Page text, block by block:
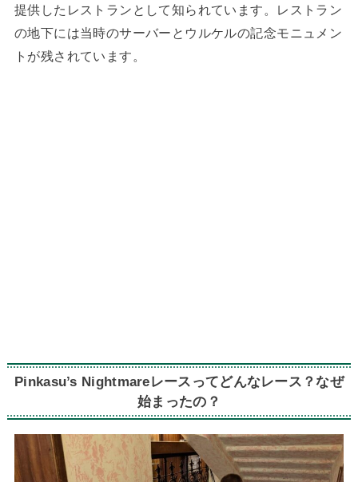
提供したレストランとして知られています。レストラン
の地下には当時のサーバーとウルケルの記念モニュメン
トが残されています。
Pinkasu’s Nightmareレースってどんなレース？なぜ
始まったの？